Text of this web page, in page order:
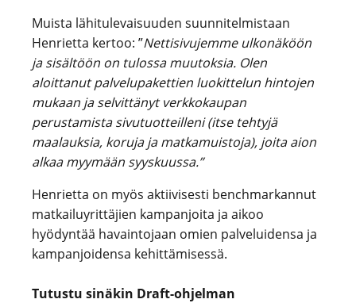
Muista lähitulevaisuuden suunnitelmistaan
Henrietta kertoo: ”Nettisivujemme ulkonäköön
ja sisältöön on tulossa muutoksia. Olen
aloittanut palvelupakettien luokittelun hintojen
mukaan ja selvittänyt verkkokaupan
perustamista sivutuotteilleni (itse tehtyjä
maalauksia, koruja ja matkamuistoja), joita aion
alkaa myymään syyskuussa.”
Henrietta on myös aktiivisesti benchmarkannut
matkailuyrittäjien kampanjoita ja aikoo
hyödyntää havaintojaan omien palveluidensa ja
kampanjoidensa kehittämisessä.
Tutustu sinäkin Draft-ohjelman